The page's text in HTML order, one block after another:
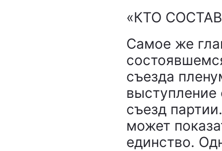
«КТО
Самое же
съезда
съезд
может
единство.